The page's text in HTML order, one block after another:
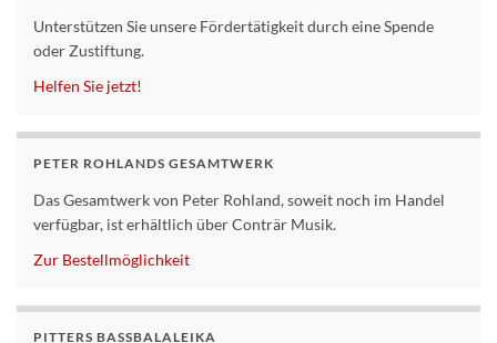
Unterstützen Sie unsere Fördertätigkeit durch eine Spende
oder Zustiftung.
Helfen Sie jetzt!
PETER ROHLANDS GESAMTWERK
Das Gesamtwerk von Peter Rohland, soweit noch im Handel
verfügbar, ist erhältlich über Conträr Musik.
Zur Bestellmöglichkeit
PITTERS BASSBALALEIKA